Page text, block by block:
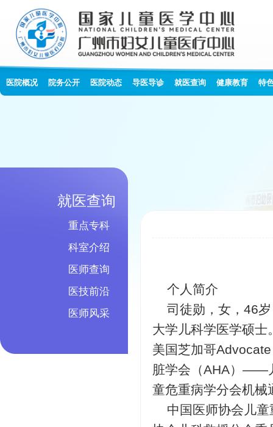
医院概况 院务公开 医院动态 导医导诊 就医查询 健康教育 特
就医查询
重点专科
科室介绍
医师查询
医技前沿
医师风采
个人简介
司徒勋，女，46
大学儿科学医学硕
美国芝加哥
脏学会（AHA）——
童危重病学分会机械
中国医师协会儿